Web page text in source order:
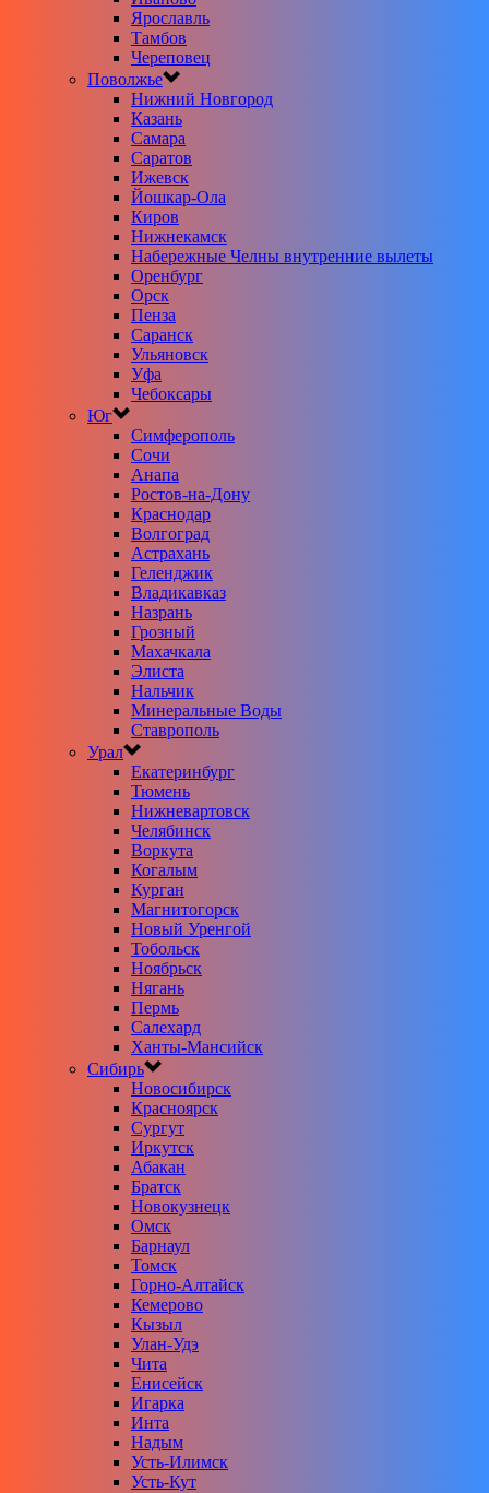
Ярославль
Тамбов
Череповец
Поволжье
Нижний Новгород
Казань
Самара
Саратов
Ижевск
Йошкар-Ола
Киров
Нижнекамск
Набережные Челны внутренние вылеты
Оренбург
Орск
Пенза
Саранск
Ульяновск
Уфа
Чебоксары
Юг
Симферополь
Сочи
Анапа
Ростов-на-Дону
Краснодар
Волгоград
Астрахань
Геленджик
Владикавказ
Назрань
Грозный
Махачкала
Элиста
Нальчик
Минеральные Воды
Ставрополь
Урал
Екатеринбург
Тюмень
Нижневартовск
Челябинск
Воркута
Когалым
Курган
Магнитогорск
Новый Уренгой
Тобольск
Ноябрьск
Нягань
Пермь
Салехард
Ханты-Мансийск
Сибирь
Новосибирск
Красноярск
Сургут
Иркутск
Абакан
Братск
Новокузнецк
Омск
Барнаул
Томск
Горно-Алтайск
Кемерово
Кызыл
Улан-Удэ
Чита
Енисейск
Игарка
Инта
Надым
Усть-Илимск
Усть-Кут